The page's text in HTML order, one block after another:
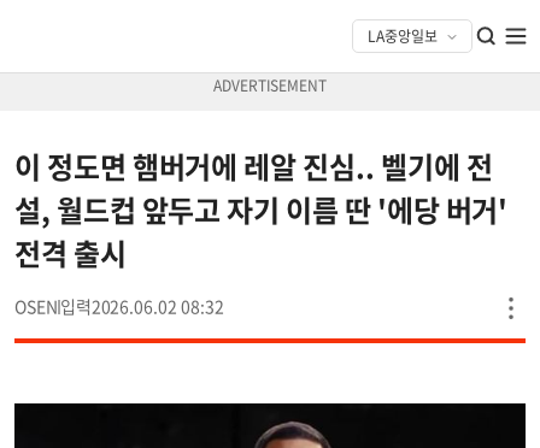
이 정도면 햄버거에 레알 진심.. 벨기에 전
설, 월드컵 앞두고 자기 이름 딴 '에당 버거'
전격 출시
OSEN 2026.06.02 08:32